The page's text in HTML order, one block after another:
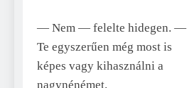
— Nem — felelte hidegen. —
Te egyszerűen még most is
képes vagy kihasználni a
nagynénémet.